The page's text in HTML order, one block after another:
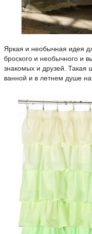
Яркая и необычная идея
броского и необычного и
знакомых и друзей. Такая
ванной и в летнем душе